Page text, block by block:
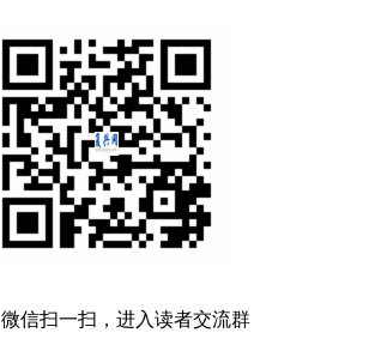
微信扫一扫，进入读者交流群